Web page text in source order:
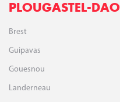
PLOUGASTEL-
Brest
Guipavas
Gouesnou
Landerneau